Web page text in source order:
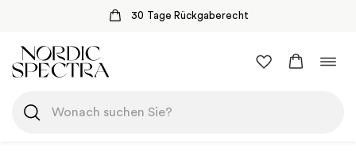
30 Tage Rückgaberecht
Inhalt
springen